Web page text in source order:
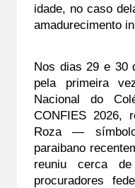
idade, no caso
amadurecimento
Nos dias 29 e 30
pela primeira
Nacional do
CONFIES 2026,
Roza —
paraibano
reuniu cerca
procuradores